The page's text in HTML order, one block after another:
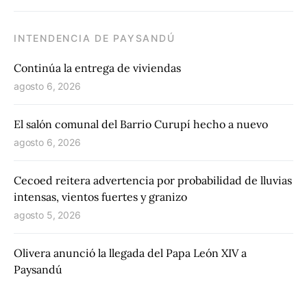
INTENDENCIA DE PAYSANDÚ
Continúa la entrega de viviendas
agosto 6, 2026
El salón comunal del Barrio Curupí hecho a nuevo
agosto 6, 2026
Cecoed reitera advertencia por probabilidad de lluvias
intensas, vientos fuertes y granizo
agosto 5, 2026
Olivera anunció la llegada del Papa León XIV a
Paysandú